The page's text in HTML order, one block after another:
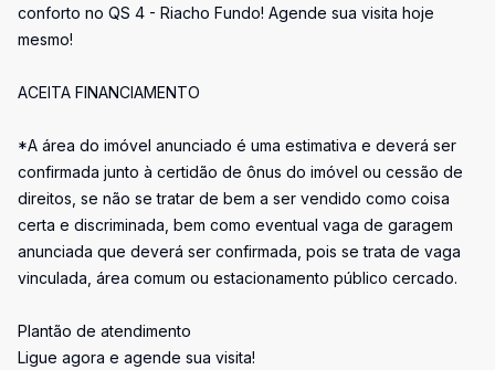
conforto no QS 4 - Riacho Fundo! Agende sua visita hoje
mesmo!
ACEITA FINANCIAMENTO
*A área do imóvel anunciado é uma estimativa e deverá ser
confirmada junto à certidão de ônus do imóvel ou cessão de
direitos, se não se tratar de bem a ser vendido como coisa
certa e discriminada, bem como eventual vaga de garagem
anunciada que deverá ser confirmada, pois se trata de vaga
vinculada, área comum ou estacionamento público cercado.
Plantão de atendimento
Ligue agora e agende sua visita!